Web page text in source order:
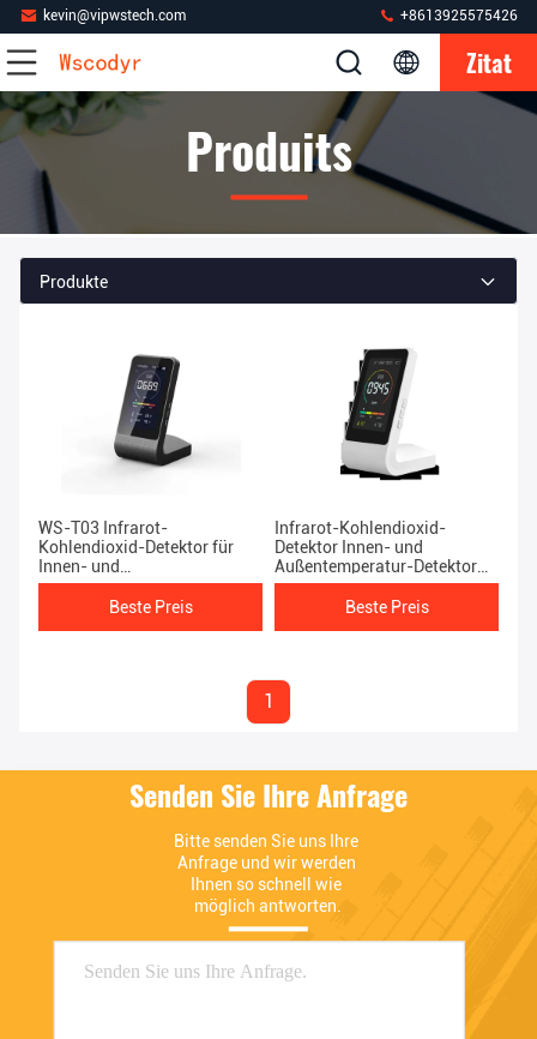
kevin@vipwstech.com +8613925575426
Zitat
Produits
Produkte
WS-T03 Infrarot-
Kohlendioxid-Detektor für
Innen- und
Außentemperaturdetektion
CO2 Drei-in-Ein-Luftdetektor
Beste Preis
Infrarot-Kohlendioxid-
Detektor Innen- und
Außentemperatur-Detektor
CO2 Drei-in-Ein-Luftdetektor
Beste Preis
1
Senden Sie Ihre Anfrage
Bitte senden Sie uns Ihre
Anfrage und wir werden
Ihnen so schnell wie
möglich antworten.